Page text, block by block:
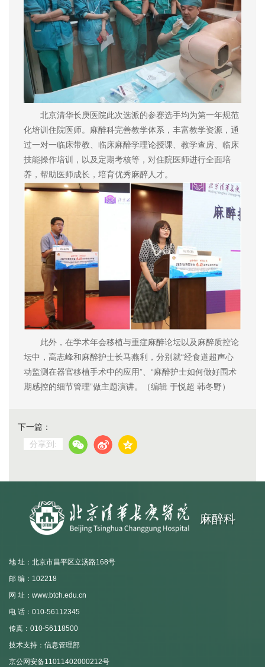
北京清华长庚医院此次选派的参赛选手均为第一年规范
化培训住院医师。麻醉科完善教学体系，丰富教学资源，通
过一对一临床带教、临床麻醉学理论授课、教学查房、临床
技能操作培训，以及定期考核等，对住院医师进行全面培
养，帮助医师成长，培育优秀麻醉人才。
此外，在学术年会移植与重症麻醉论坛以及麻醉质控论
坛中，高志峰和麻醉护士长马燕利，分别就“经食道超声心
动监测在器官移植手术中的应用”、“麻醉护士如何做好围术
期感控的细节管理”做主题演讲。（编辑 于悦超 韩冬野）
下一篇：
分享到:
麻醉科
地 址：北京市昌平区立汤路168号
邮 编：102218
网 址：www.btch.edu.cn
电 话：010-56112345
传真：010-56118500
技术支持：信息管理部
京公网安备11011402000212号